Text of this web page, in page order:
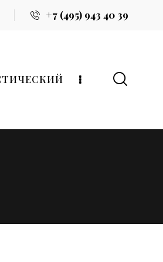
+7 (495) 943 40 39